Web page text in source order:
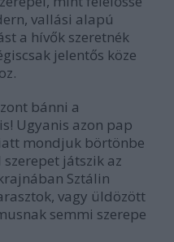
vallási alapú
a hívők szeretnék
jelentős köze
bánni a
Ugyanis azon pap
mondjuk börtönbe
játszik az
Sztálin
vagy üldözött
semmi szerepe